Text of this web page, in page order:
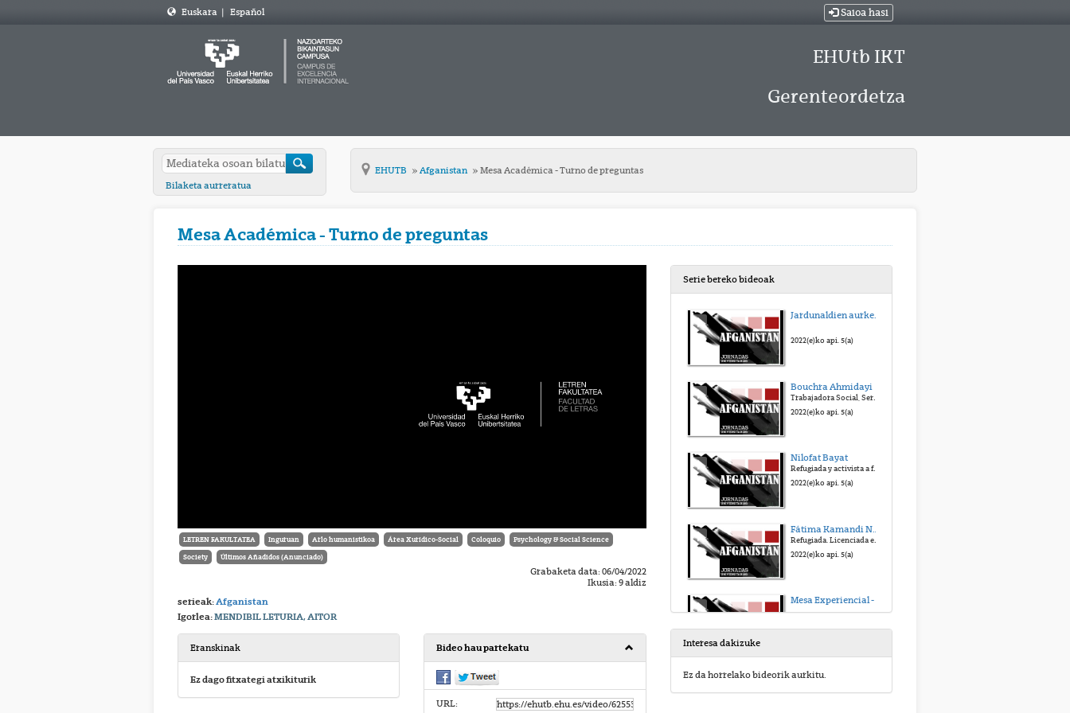
Euskara | Español Saioa hasi
EHUtb IKT
Gerenteordetza
Bilaketa aurreratua
EHUTB Afganistan Mesa Académica - Turno de preguntas
Mesa Académica - Turno de preguntas
LETREN FAKULTATEA Inguruan Arlo humanistikoa Área Xurídico-Social Coloquio Psychology & Social Science
Society Últimos Añadidos (Anunciado)
Grabaketa data: 06/04/2022
Ikusia: 9 aldiz
serieak:Afganistan
Igorlea:MENDIBIL LETURIA, AITOR
Eranskinak
Ez dago fitxategi atxikiturik
Bideo hau partekatu
URL:
Serie bereko bideoak
Jardunaldien aurkezpena
2022(e)ko api. 5(a)
Bouchra Ahmidayi
Trabajadora Social, Servicio de Acogida Temporal (Protección Internacional) Accem en Vitoria Gasteiz
2022(e)ko api. 5(a)
Nilofat Bayat
Refugiada y activista a favor de derechos de la mujer. Abogada y Capitana del Equipo Paraolímpico de baloncesto de Afganistán
2022(e)ko api. 5(a)
Fátima Kamandi Naseer
Refugiada. Licenciada en Estudios Internacionales por la Universidad Internacional en la India y premiada por la defensa de la mujer en Afganistán
2022(e)ko api. 5(a)
Pedro Valdés Guía
Interesa dakizuke
Ez da horrelako bideorik aurkitu.